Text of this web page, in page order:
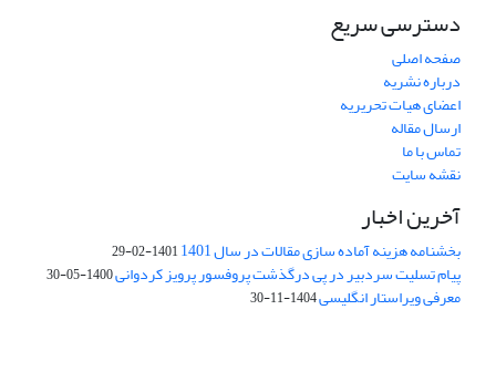
دسترسی سریع
صفحه اصلی
درباره نشریه
اعضای هیات تحریریه
ارسال مقاله
تماس با ما
نقشه سایت
آخرین اخبار
بخشنامه هزینه آماده سازی مقالات در سال 1401 1401-02-29
پیام تسلیت سردبیر در پی درگذشت پروفسور پرویز کردوانی1400-05-30
معرفی ویراستار انگلیسی1404-11-30